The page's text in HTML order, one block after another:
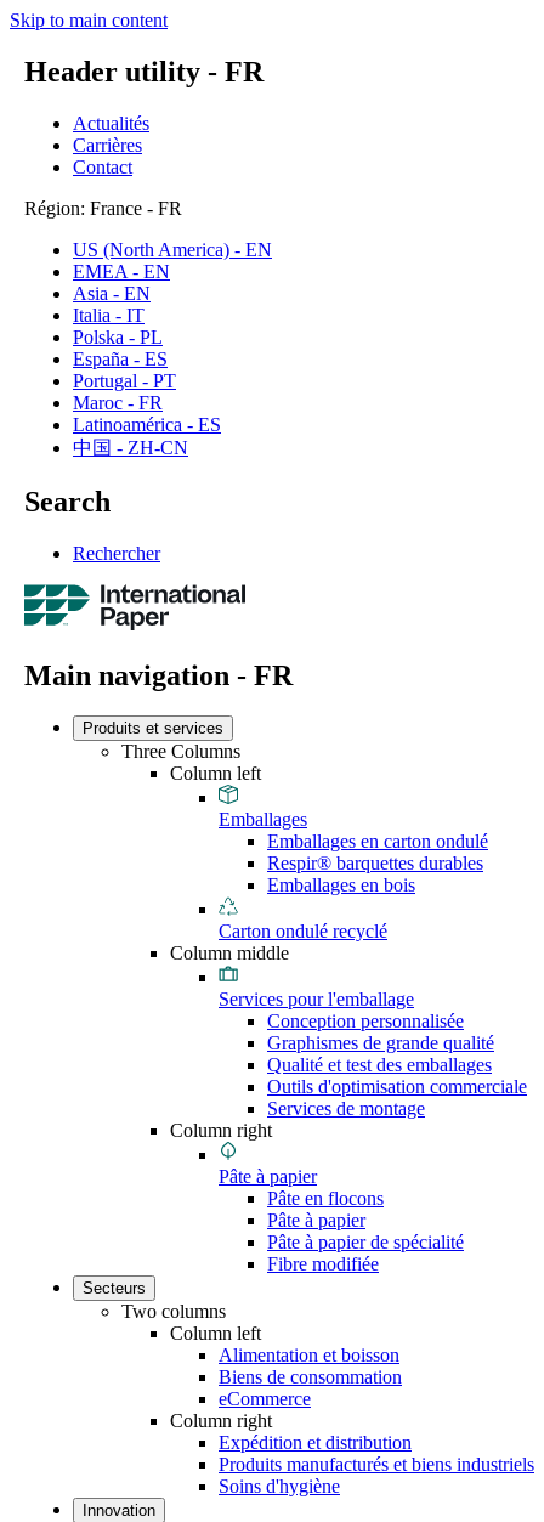
Skip to main content
Header utility - FR
Actualités
Carrières
Contact
Région: France - FR
US (North America) - EN
EMEA - EN
Asia - EN
Italia - IT
Polska - PL
España - ES
Portugal - PT
Maroc - FR
Latinoamérica - ES
中国 - ZH-CN
Search
Rechercher
Main navigation - FR
Produits et services
Three Columns
Column left
Emballages
Emballages en carton ondulé
Respir® barquettes durables
Emballages en bois
Carton ondulé recyclé
Column middle
Services pour l'emballage
Conception personnalisée
Graphismes de grande qualité
Qualité et test des emballages
Outils d'optimisation commerciale
Services de montage
Column right
Pâte à papier
Pâte en flocons
Pâte à papier
Pâte à papier de spécialité
Fibre modifiée
Secteurs
Two columns
Column left
Alimentation et boisson
Biens de consommation
eCommerce
Column right
Expédition et distribution
Produits manufacturés et biens industriels
Soins d'hygiène
Innovation